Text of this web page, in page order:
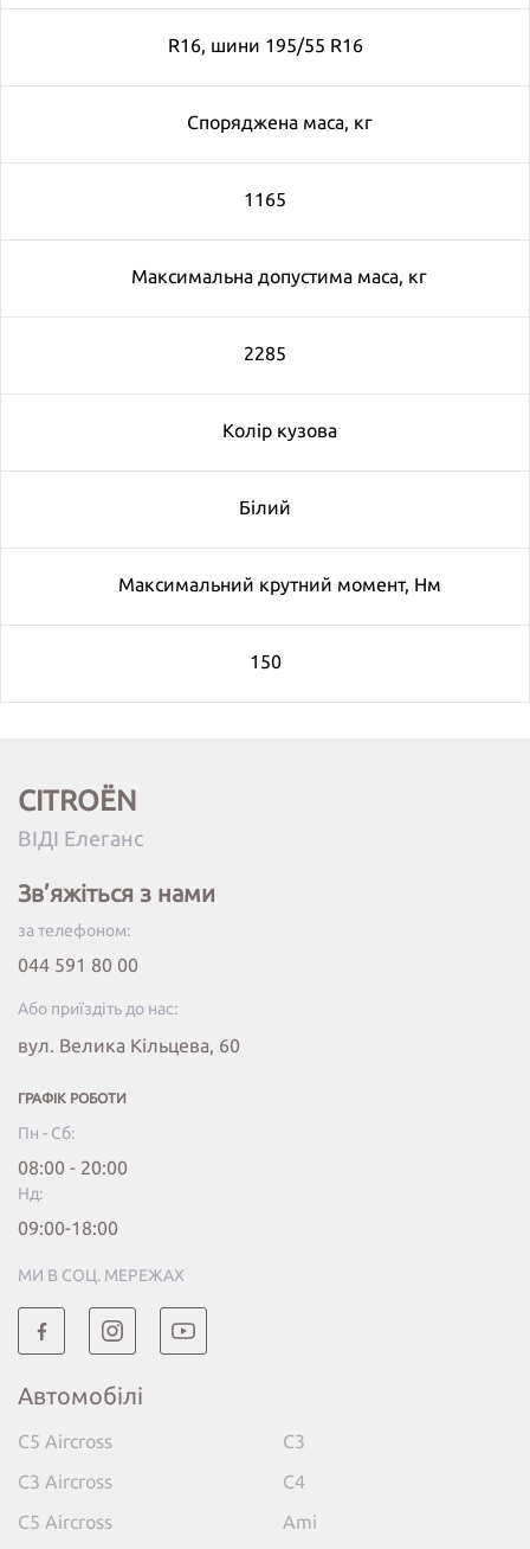
R16, шини 195/55 R16
Споряджена маса, кг
1165
Максимальна допустима маса, кг
2285
Колір кузова
Білий
Максимальний крутний момент, Нм
150
CITROËN
ВІДІ Елеганс
Зв’яжіться з нами
за телефоном:
044 591 80 00
Або приїздіть до нас:
вул. Велика Кільцева, 60
ГРАФІК РОБОТИ
Пн - Сб:
08:00 - 20:00
Нд:
09:00-18:00
МИ В СОЦ. МЕРЕЖАХ
Автомобілі
C5 Aircross
C3
C3 Aircross
C4
C5 Aircross
Ami